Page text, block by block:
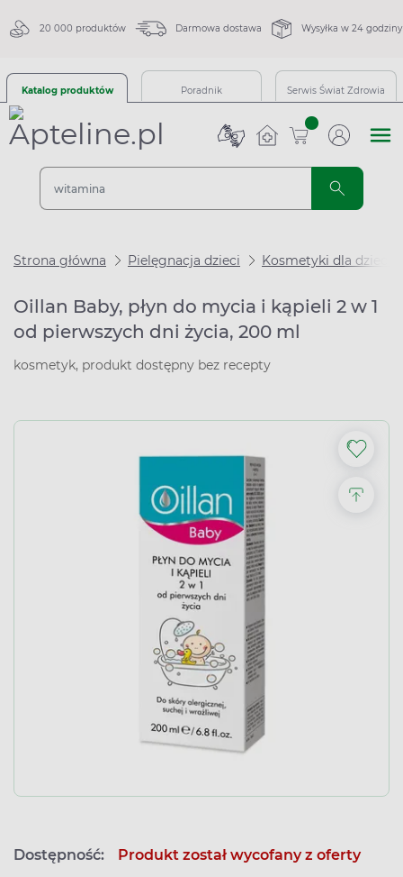
20 000 produktów Darmowa dostawa Wysyłka w 24 godziny
Katalog produktów Poradnik Serwis Świat Zdrowia
sztuk
Strona główna Pielęgnacja dzieci Kosmetyki dla dzieci
Oillan Baby, płyn do mycia i kąpieli 2 w 1
od pierwszych dni życia, 200 ml
kosmetyk, produkt dostępny bez recepty
Dostępność: Produkt został wycofany z oferty